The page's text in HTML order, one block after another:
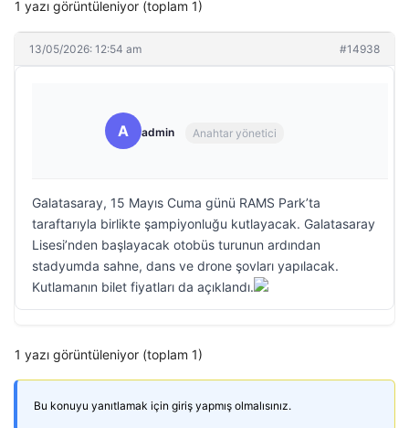
1 yazı görüntüleniyor (toplam 1)
13/05/2026: 12:54 am #14938
A admin Anahtar yönetici
Galatasaray, 15 Mayıs Cuma günü RAMS Park’ta
taraftarıyla birlikte şampiyonluğu kutlayacak. Galatasaray
Lisesi’nden başlayacak otobüs turunun ardından
stadyumda sahne, dans ve drone şovları yapılacak.
Kutlamanın bilet fiyatları da açıklandı.
1 yazı görüntüleniyor (toplam 1)
Bu konuyu yanıtlamak için giriş yapmış olmalısınız.